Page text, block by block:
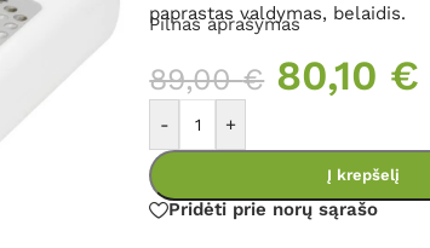
paprastas valdymas, belaidis.
Pilnas aprašymas
89,00€ 80,10 €
- +
Į krepšelį
Pridėti prie norų sąrašo